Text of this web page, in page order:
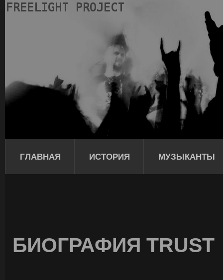
ГЛАВНАЯ ИСТОРИЯ МУЗЫКАНТЫ
БИОГРАФИЯ TRUST